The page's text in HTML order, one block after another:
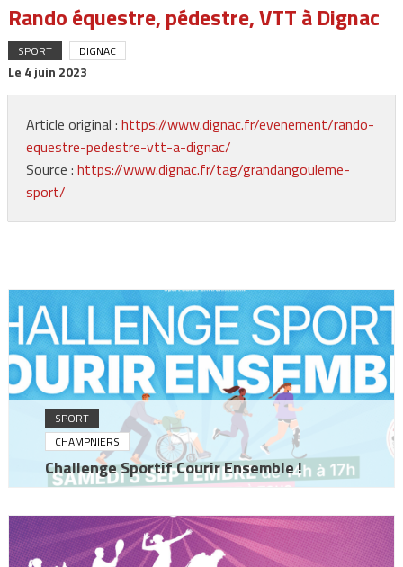
Rando équestre, pédestre, VTT à Dignac
SPORT DIGNAC
Le 4 juin 2023
Article original : https://www.dignac.fr/evenement/rando-
equestre-pedestre-vtt-a-dignac/
Source : https://www.dignac.fr/tag/grandangouleme-
sport/
SPORT
CHAMPNIERS
Challenge Sportif Courir Ensemble !